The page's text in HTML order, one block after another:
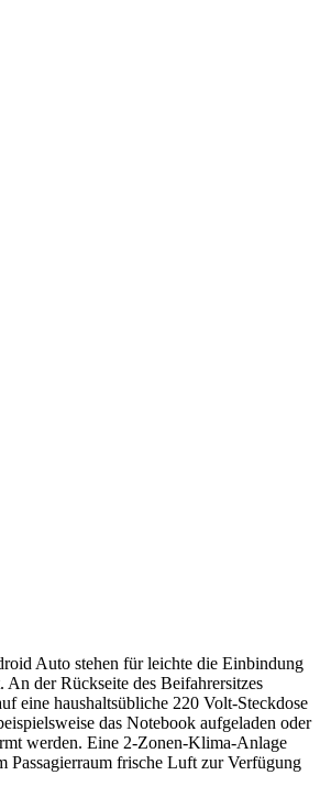
Auto stehen für leichte die Einbindung
An der Rückseite des Beifahrersitzes
eine haushaltsübliche 220 Volt-Steckdose
das Notebook aufgeladen oder
werden. Eine 2-Zonen-Klima-Anlage
Passagierraum frische Luft zur Verfügung